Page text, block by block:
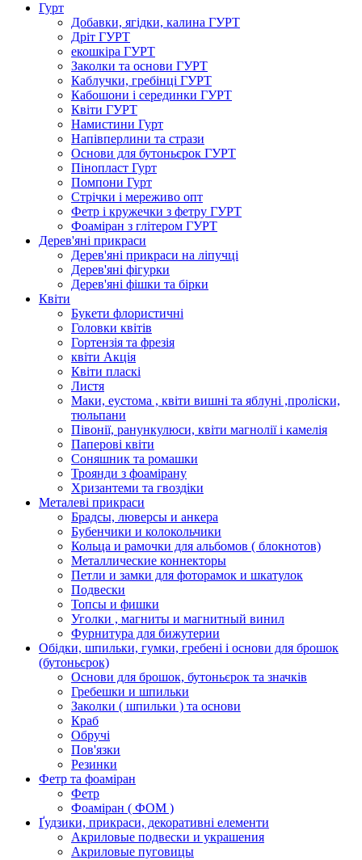
Гурт
Добавки, ягідки, калина ГУРТ
Дріт ГУРТ
екошкіра ГУРТ
Заколки та основи ГУРТ
Каблучки, гребінці ГУРТ
Кабошони і серединки ГУРТ
Квіти ГУРТ
Намистини Гурт
Напівперлини та стрази
Основи для бутоньєрок ГУРТ
Пінопласт Гурт
Помпони Гурт
Стрічки і мереживо опт
Фетр і кружечки з фетру ГУРТ
Фоаміран з глітером ГУРТ
Дерев'яні прикраси
Дерев'яні прикраси на ліпучці
Дерев'яні фігурки
Дерев'яні фішки та бірки
Квіти
Букети флористичні
Головки квітів
Гортензія та фрезія
квіти Акція
Квіти пласкі
Листя
Маки, еустома , квіти вишні та яблуні ,проліски,
тюльпани
Півонії, ранункулюси, квіти магнолії і камелія
Паперові квіти
Соняшник та ромашки
Троянди з фоамірану
Хризантеми та гвоздіки
Металеві прикраси
Брадсы, люверсы и анкера
Бубенчики и колокольчики
Кольца и рамочки для альбомов ( блокнотов)
Металлические коннекторы
Петли и замки для фоторамок и шкатулок
Подвески
Топсы и фишки
Уголки , магниты и магнитный винил
Фурнитура для бижутерии
Обідки, шпильки, гумки, гребені і основи для брошок
(бутоньєрок)
Основи для брошок, бутоньєрок та значків
Гребешки и шпильки
Заколки ( шпильки ) та основи
Краб
Обручі
Пов'язки
Резинки
Фетр та фоаміран
Фетр
Фоаміран ( ФОМ )
Ґудзики, прикраси, декоративні елементи
Акриловые подвески и украшения
Акриловые пуговицы